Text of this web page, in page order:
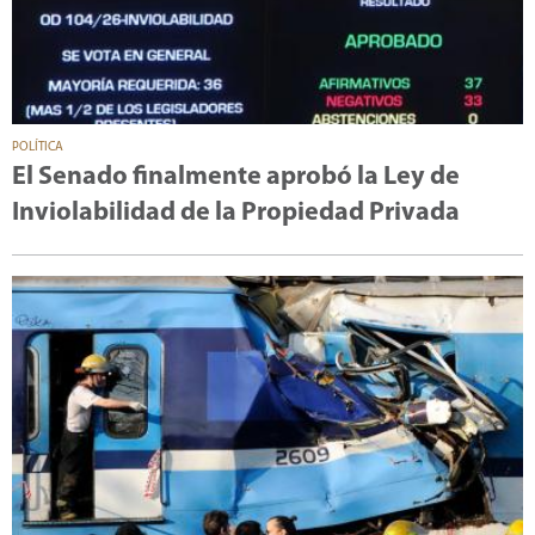
POLÍTICA
El Senado finalmente aprobó la Ley de
Inviolabilidad de la Propiedad Privada